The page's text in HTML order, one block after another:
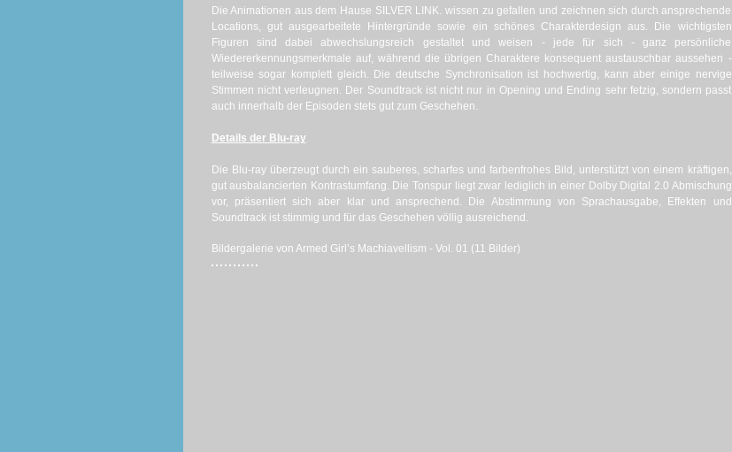
Die Animationen aus dem Hause SILVER LINK. wissen zu gefallen und zeichnen sich durch ansprechende
Locations, gut ausgearbeitete Hintergründe sowie ein schönes Charakterdesign aus. Die wichtigsten
Figuren sind dabei abwechslungsreich gestaltet und weisen - jede für sich - ganz persönliche
Wiedererkennungsmerkmale auf, während die übrigen Charaktere konsequent austauschbar aussehen -
teilweise sogar komplett gleich. Die deutsche Synchronisation ist hochwertig, kann aber einige nervige
Stimmen nicht verleugnen. Der Soundtrack ist nicht nur in Opening und Ending sehr fetzig, sondern passt
auch innerhalb der Episoden stets gut zum Geschehen.
Details der Blu-ray
Die Blu-ray überzeugt durch ein sauberes, scharfes und farbenfrohes Bild, unterstützt von einem kräftigen,
gut ausbalancierten Kontrastumfang. Die Tonspur liegt zwar lediglich in einer Dolby Digital 2.0 Abmischung
vor, präsentiert sich aber klar und ansprechend. Die Abstimmung von Sprachausgabe, Effekten und
Soundtrack ist stimmig und für das Geschehen völlig ausreichend.
Bildergalerie von Armed Girl’s Machiavellism - Vol. 01 (11 Bilder)